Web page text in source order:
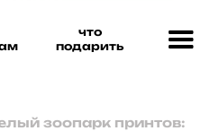
что
подарить
зоопарк принтов: